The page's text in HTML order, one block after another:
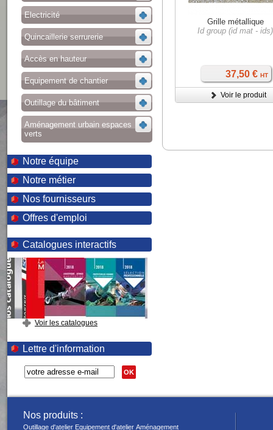
Electricité
Quincaillerie serrurerie
Accès en hauteur
Equipement de chantier
Outillage du bâtiment
Aménagement urbain espaces
verts
Notre équipe
Notre métier
Nos fournisseurs
Offres d'emploi
Catalogues interactifs
Voir les catalogues
Lettre d'information
OK
Grille métallique
Id group (id mat - ids)
37,50 € HT
Voir le produit
Nos produits :
Outillage d'atelier Equipement d'atelier Aménagement